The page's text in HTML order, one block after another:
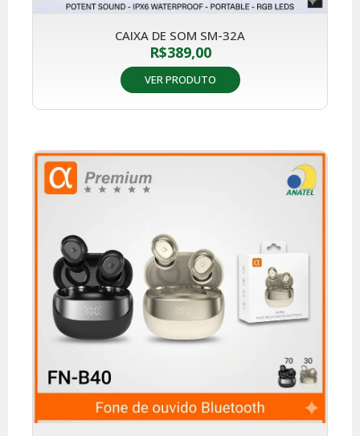
CAIXA DE SOM SM-32A
R$389,00
VER PRODUTO